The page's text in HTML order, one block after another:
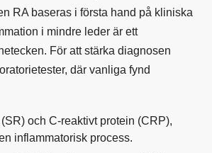
RA baseras i första hand på kliniska
i mindre leder är ett
För att stärka diagnosen
där vanliga fynd
(SR) och C-reaktivt protein (CRP),
inflammatorisk process.